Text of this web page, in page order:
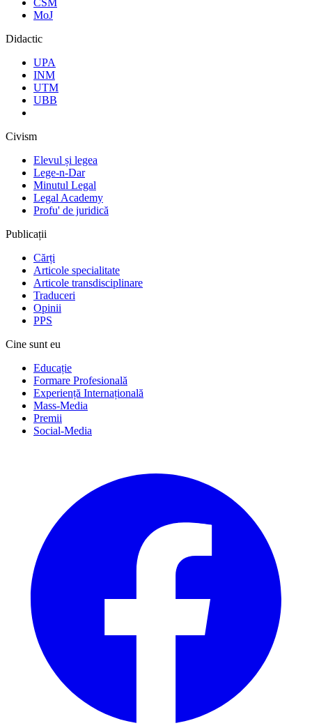
CSM
MoJ
Didactic
UPA
INM
UTM
UBB
Civism
Elevul și legea
Lege-n-Dar
Minutul Legal
Legal Academy
Profu' de juridică
Publicații
Cărți
Articole specialitate
Articole transdisciplinare
Traduceri
Opinii
PPS
Cine sunt eu
Educație
Formare Profesională
Experiență Internațională
Mass-Media
Premii
Social-Media